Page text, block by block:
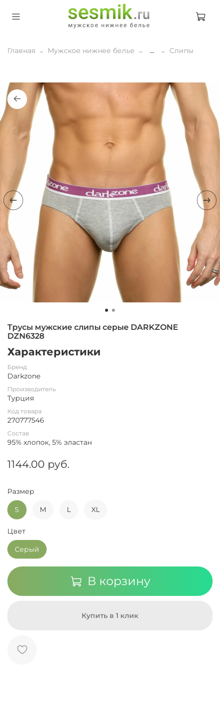
Главная Мужское нижнее белье ... Слипы
Трусы мужские слипы серые DARKZONE
DZN6328
Характеристики
Бренд
Darkzone
Производитель
Турция
Код товара
270777546
Состав
95% хлопок, 5% эластан
1144.00 руб.
В корзину
Купить в 1 клик
Размер
S M L XL
Цвет
Серый